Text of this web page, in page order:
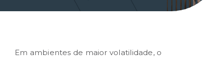
SOLUÇÕES
Em ambientes de maior volatilidade, o